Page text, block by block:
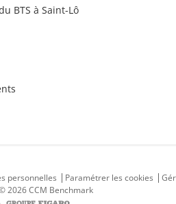
BTS à Saint-Lô
personnelles Paramétrer les cookies
2026 CCM Benchmark